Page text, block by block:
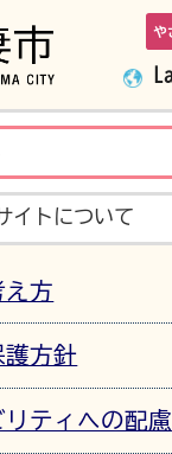
や
イトについて
え方
護方針
リティへの配慮